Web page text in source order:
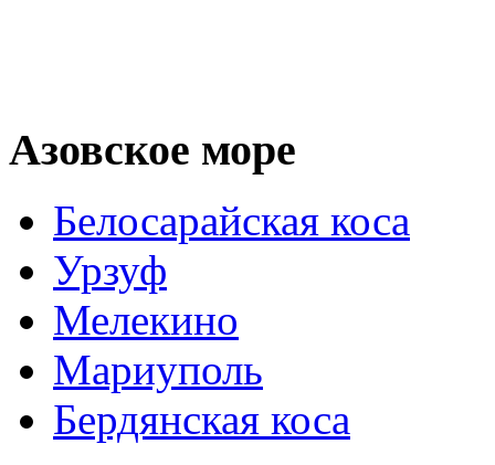
Азовское море
Белосарайская коса
Урзуф
Мелекино
Мариуполь
Бердянская коса